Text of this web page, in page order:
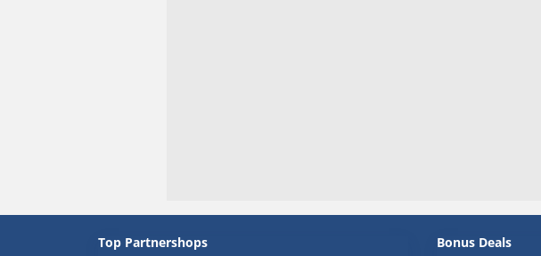
Top Partnershops Bonus Deals